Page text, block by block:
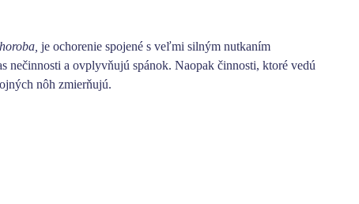
je ochorenie spojené s veľmi silným nutkaním
nečinnosti a ovplyvňujú spánok. Naopak činnosti, ktoré vedú
nôh zmierňujú.